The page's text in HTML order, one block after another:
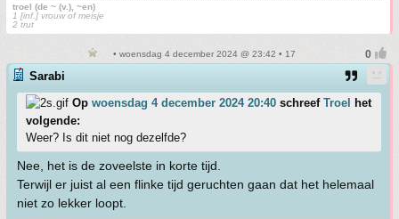
troel (de ~ (v.), ~en)
1 [inf.] vrouw of meisje
2 trut
• woensdag 4 december 2024 @ 23:42 • 17
Sarabi
Op woensdag 4 december 2024 20:40 schreef Troel het
volgende:
Weer? Is dit niet nog dezelfde?
Nee, het is de zoveelste in korte tijd.
Terwijl er juist al een flinke tijd geruchten gaan dat het helemaal
niet zo lekker loopt.